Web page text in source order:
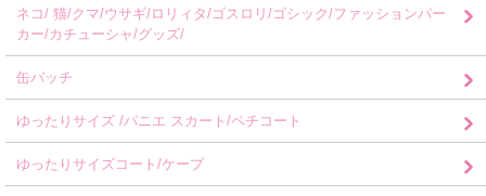
ネコ/ 猫/クマ/ウサギ/ロリィタ/ゴスロリ/ゴシック/ファッションパー
カー/カチューシャ/グッズ/
缶バッチ
ゆったりサイズ /パニエ スカート/ペチコート
ゆったりサイズコート/ケープ